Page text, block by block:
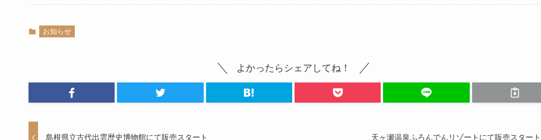
お知らせ
よかったらシェアしてね！
島根県立古代出雲歴史博物館にて販売スタート 天ヶ瀬温泉ふろんでんリゾートにて販売スタート